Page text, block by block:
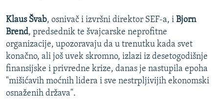
Klaus Švab, osnivač i izvršni direktor SEF-a, i Bjorn
Brend, predsednik te švajcarske neprofitne
organizacije, upozoravaju da u trenutku kada svet
konačno, ali još uvek skromno, izlazi iz desetogodišnje
finansijske i privredne krize, danas je nastupila epoha
"mišićavih moćnih lidera i sve nestrpljivijih ekonomski
osnaženih država".